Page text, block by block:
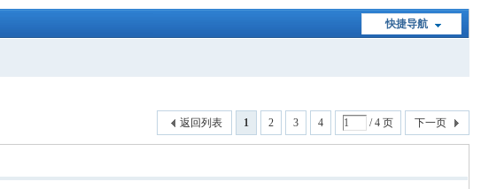
快捷导航
1 2 3 4 / 4 页 下一页
返回列表